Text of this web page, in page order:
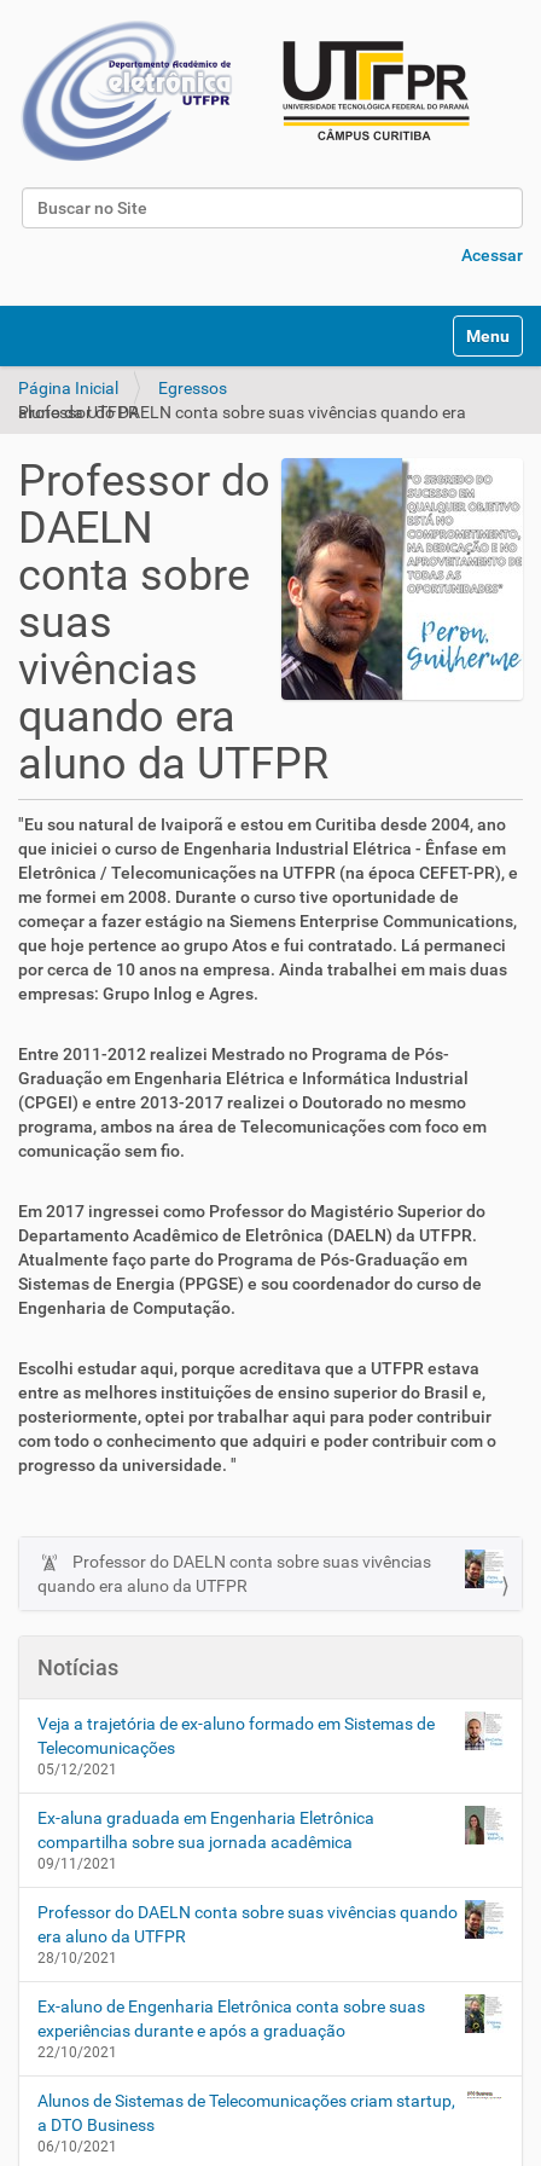
Busca
Acessar
Toggle
Página Inicial
Egressos
Professor do DAELN conta sobre suas vivências quando era aluno da UTFPR
Professor do
DAELN
conta sobre
suas
vivências
quando era
aluno da UTFPR
"Eu sou natural de Ivaiporã e estou em Curitiba desde 2004, ano
que iniciei o curso de Engenharia Industrial Elétrica - Ênfase em
Eletrônica / Telecomunicações na UTFPR (na época CEFET-PR), e
me formei em 2008. Durante o curso tive oportunidade de
começar a fazer estágio na Siemens Enterprise Communications,
que hoje pertence ao grupo Atos e fui contratado. Lá permaneci
por cerca de 10 anos na empresa. Ainda trabalhei em mais duas
empresas: Grupo Inlog e Agres.
Entre 2011-2012 realizei Mestrado no Programa de Pós-
Graduação em Engenharia Elétrica e Informática Industrial
(CPGEI) e entre 2013-2017 realizei o Doutorado no mesmo
programa, ambos na área de Telecomunicações com foco em
comunicação sem fio.
Em 2017 ingressei como Professor do Magistério Superior do
Departamento Acadêmico de Eletrônica (DAELN) da UTFPR.
Atualmente faço parte do Programa de Pós-Graduação em
Sistemas de Energia (PPGSE) e sou coordenador do curso de
Engenharia de Computação.
Escolhi estudar aqui, porque acreditava que a UTFPR estava
entre as melhores instituições de ensino superior do Brasil e,
posteriormente, optei por trabalhar aqui para poder contribuir
com todo o conhecimento que adquiri e poder contribuir com o
progresso da universidade. "
N
a
e
a
ç
ã
o
Professor do DAELN conta sobre suas vivências
quando era aluno da UTFPR
Notícias
Veja a trajetória de ex-aluno formado em Sistemas de
Telecomunicações
05/12/2021
Ex-aluna graduada em Engenharia Eletrônica
compartilha sobre sua jornada acadêmica
09/11/2021
Professor do DAELN conta sobre suas vivências quando
era aluno da UTFPR
28/10/2021
Ex-aluno de Engenharia Eletrônica conta sobre suas
experiências durante e após a graduação
22/10/2021
Alunos de Sistemas de Telecomunicações criam startup,
a DTO Business
06/10/2021